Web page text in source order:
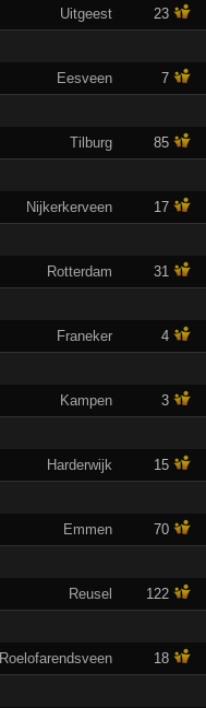
Uitgeest 23
Eesveen 7
Tilburg 85
Nijkerkerveen 17
Rotterdam 31
Franeker 4
Kampen 3
Harderwijk 15
Emmen 70
Reusel 122
Roelofarendsveen 18